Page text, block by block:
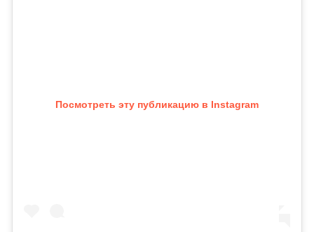
Посмотреть эту публикацию в Instagram